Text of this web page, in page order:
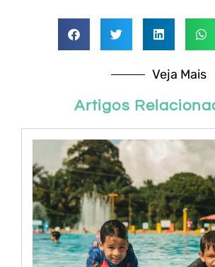
Veja Mais
Artigos